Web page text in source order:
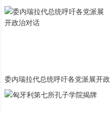
与PP终极火焰狂潮意外同框
委内瑞拉代总统呼吁各党派展开政